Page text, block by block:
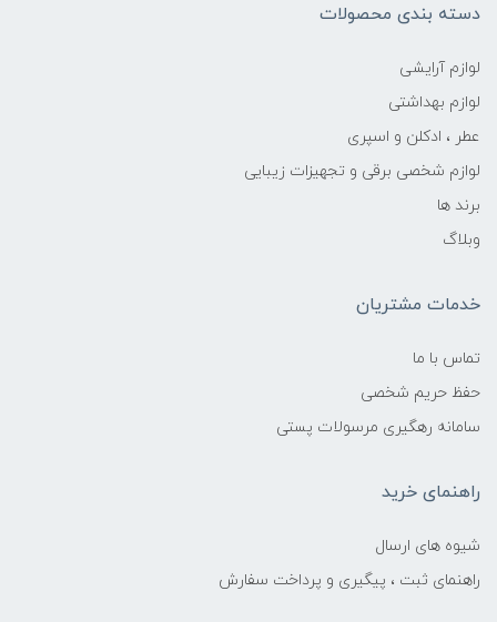
دسته بندی محصولات
لوازم آرایشی
لوازم بهداشتی
عطر ، ادکلن و اسپری
لوازم شخصی برقی و تجهیزات زیبایی
برند ها
وبلاگ
خدمات مشتریان
تماس با ما
حفظ حریم شخصی
سامانه رهگیری مرسولات پستی
راهنمای خرید
شیوه های ارسال
راهنمای ثبت ، پیگیری و پرداخت سفارش